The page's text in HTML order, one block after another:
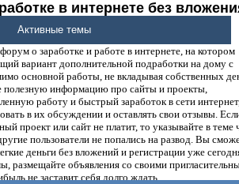
в интернете без
денег.
о заработке и работе в интернете, на котором
вариант дополнительной подработки на дому с
основной работы, не вкладывая собственных
полезную информацию про сайты и проекты,
работу и быстрый заработок в сети
в их обсуждении и оставлять свои отзывы.
проект или сайт не платит, то указывайте в теме
пользователи не попались на развод. Вы
деньги без вложений и регистрации уже
размещайте объявления со своими
не заставит себя долго ждать.
Активные темы